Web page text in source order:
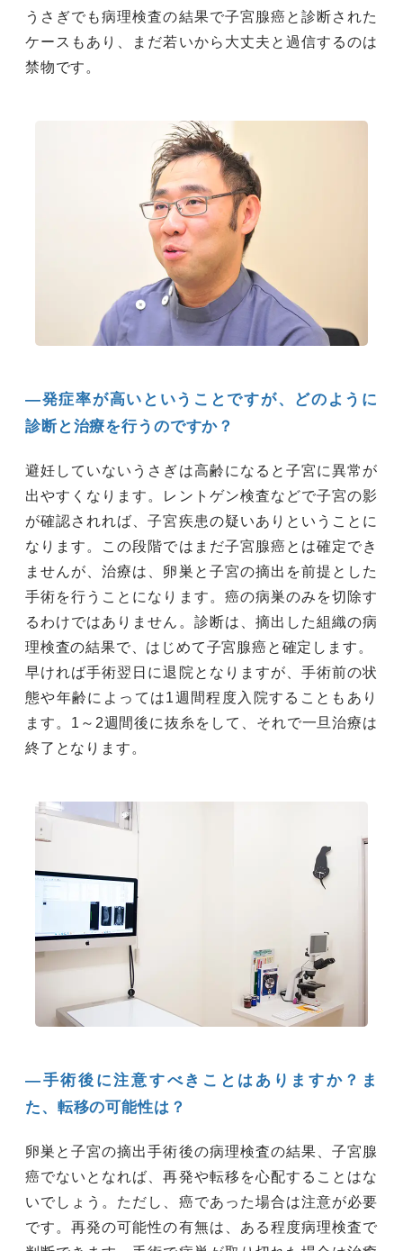
うさぎでも病理検査の結果で子宮腺癌と診断された
ケースもあり、まだ若いから大丈夫と過信するのは
禁物です。
―発症率が高いということですが、どのように
診断と治療を行うのですか？
避妊していないうさぎは高齢になると子宮に異常が
出やすくなります。レントゲン検査などで子宮の影
が確認されれば、子宮疾患の疑いありということに
なります。この段階ではまだ子宮腺癌とは確定でき
ませんが、治療は、卵巣と子宮の摘出を前提とした
手術を行うことになります。癌の病巣のみを切除す
るわけではありません。診断は、摘出した組織の病
理検査の結果で、はじめて子宮腺癌と確定します。
早ければ手術翌日に退院となりますが、手術前の状
態や年齢によっては1週間程度入院することもあり
ます。1～2週間後に抜糸をして、それで一旦治療は
終了となります。
―手術後に注意すべきことはありますか？ま
た、転移の可能性は？
卵巣と子宮の摘出手術後の病理検査の結果、子宮腺
癌でないとなれば、再発や転移を心配することはな
いでしょう。ただし、癌であった場合は注意が必要
です。再発の可能性の有無は、ある程度病理検査で